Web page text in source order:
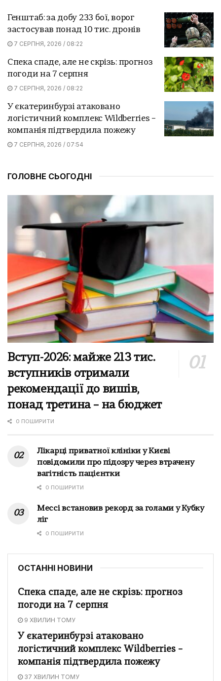
Генштаб: за добу 233 бої, ворог
застосував понад 10 тис. дронів
7 СЕРПНЯ, 2026 / 08:22
Спека спаде, але не скрізь: прогноз
погоди на 7 серпня
7 СЕРПНЯ, 2026 / 08:22
У єкатеринбурзі атаковано
логістичний комплекс Wildberries –
компанія підтвердила пожежу
7 СЕРПНЯ, 2026 / 07:54
ГОЛОВНЕ СЬОГОДНІ
Вступ-2026: майже 213 тис.
вступників отримали
рекомендації до вишів,
понад третина – на бюджет
0 ПОШИРИТИ
Лікарці приватної клініки у Києві
повідомили про підозру через втрачену
вагітність пацієнтки
0 ПОШИРИТИ
Мессі встановив рекорд за голами у Кубку
ліг
0 ПОШИРИТИ
ОСТАННІ НОВИНИ
Спека спаде, але не скрізь: прогноз
погоди на 7 серпня
9 ХВИЛИН ТОМУ
У єкатеринбурзі атаковано
логістичний комплекс Wildberries –
компанія підтвердила пожежу
37 ХВИЛИН ТОМУ